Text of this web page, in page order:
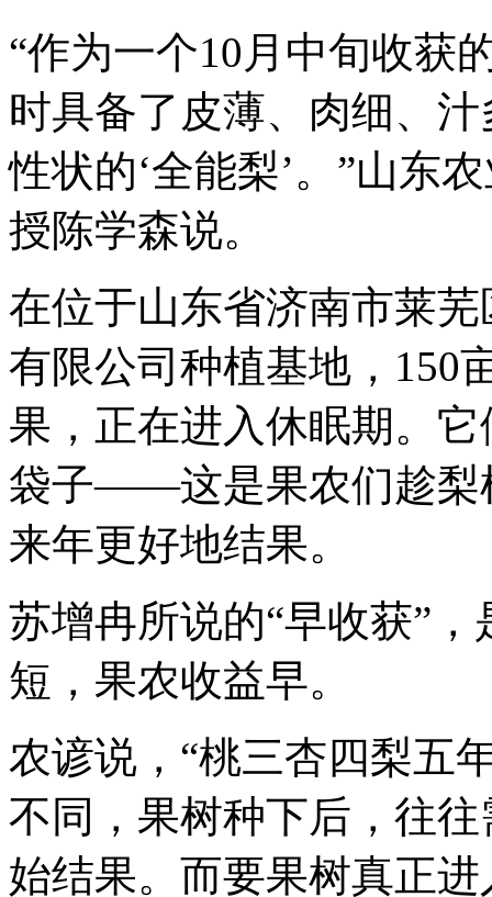
“作为一个10月中旬收获
时具备了皮薄、肉细、
性状的‘全能梨’。”山东
授陈学森说。
在位于山东省济南市莱
有限公司种植基地，150
果，正在进入休眠期。
袋子——这是果农们趁梨
来年更好地结果。
苏增冉所说的“早收获”
短，果农收益早。
农谚说，“桃三杏四梨五
不同，果树种下后，往
始结果。而要果树真正